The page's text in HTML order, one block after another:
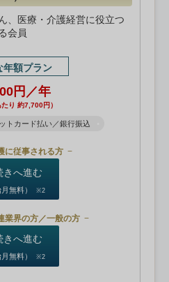
、医療・介護経営に役立つ
会員
年額プラン
円／年
たり 約7,700円）
トカード払い／銀行振込
に従事される方
きへ進む
月無料） ※2
業界の方／一般の方
きへ進む
月無料） ※2